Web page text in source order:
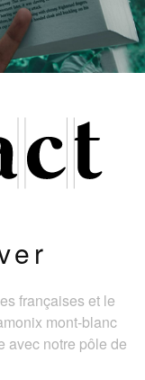
françaises et le
mont-blanc
avec notre pôle de